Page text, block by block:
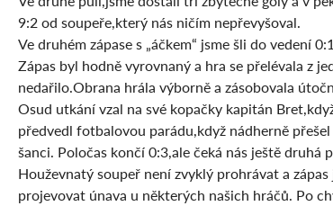
9:2 od soupeře,který nás ničím nepřevyšoval.
Ve druhém zápase s „áčkem“ jsme šli do vedení
Zápas byl hodně vyrovnaný a hra se přelévala z
nedařilo.Obrana hrála výborně a zásobovala
Osud utkání vzal na své kopačky kapitán
předvedl fotbalovou parádu,když nádherně
šanci. Poločas končí 0:3,ale čeká nás ještě druhá
Houževnatý soupeř není zvyklý prohrávat a
projevovat únava u některých našich hráčů. Po